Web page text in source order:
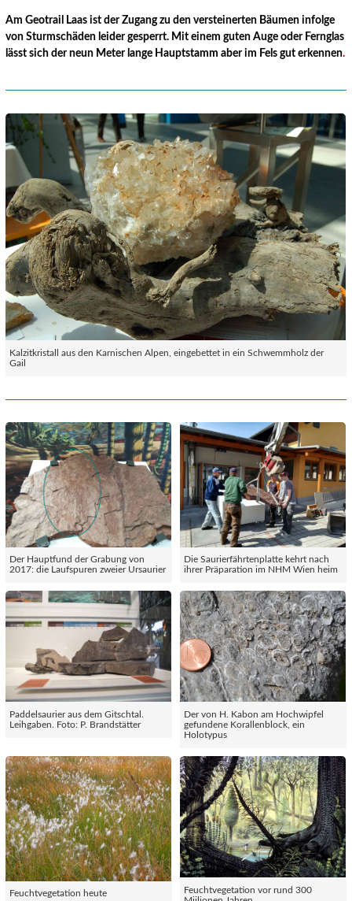
Am Geotrail Laas ist der Zugang zu den versteinerten Bäumen infolge
von Sturmschäden leider gesperrt. Mit einem guten Auge oder Fernglas
lässt sich der neun Meter lange Hauptstamm aber im Fels gut erkennen.
Kalzitkristall aus den Karnischen Alpen, eingebettet in ein Schwemmholz der
Gail
Der Hauptfund der Grabung von
2017: die Laufspuren zweier Ursaurier
Die Saurierfährtenplatte kehrt nach
ihrer Präparation im NHM Wien heim
Paddelsaurier aus dem Gitschtal.
Leihgaben. Foto: P. Brandstätter
Der von H. Kabon am Hochwipfel
gefundene Korallenblock, ein
Holotypus
Feuchtvegetation heute
Feuchtvegetation vor rund 300